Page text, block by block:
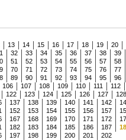
13 14 15 16 17 18 19 20
32 33 34 35 36 37 38 39
51 52 53 54 55 56 57 58
70 71 72 73 74 75 76 77
89 90 91 92 93 94 95 96
106 107 108 109 110 111 112
122 123 124 125 126 127
128
137 138 139 140 141 142
152 153 154 155 156 157
167 168 169 170 171 172
182 183 184 185 186 187
197 198 199 200 201
202